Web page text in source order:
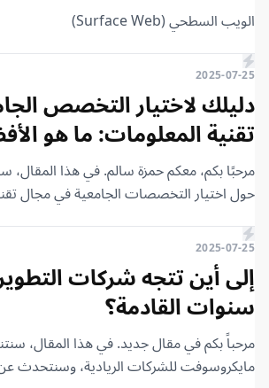
الويب السطحي (Surface Web)
2025-07-25
دليلك لاختيار التخصص
تقنية المعلومات: ما هو
مرحبًا بكم، معكم حمزة سالم. في هذا المقال،
حول اختيار التخصصات الجامعية في مجال
وهندسة البرمجيات، وهندسة الحاسوب. وعند
التعليقات، ستجد استفسارات عن كل أنواع
مثل الشبكات، ونظم المعلومات، وغيرها.
رأيك في هذا التخصص؟” و”ماذا عن ذاك؟”.
الفكرة العامة، ثم ندخل في بعض التفاصيل.
بنفسك ما هو التخصص الذي قد يناسبك،
التخصصات تندرج تحت مظلة واحدة.
2025-07-25
إلى أين تتجه شركات
سنوات القادمة؟
مرحباً بكم في مقال جديد. في هذا المقال،
مايكروسوفت للشركات الريادية، وسنتحدث